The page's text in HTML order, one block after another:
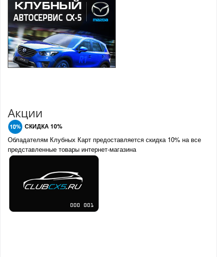
Акции
СКИДКА 10%
Обладателям Клубных Карт предоставляется скидка 10% на все
представленные товары интернет-магазина